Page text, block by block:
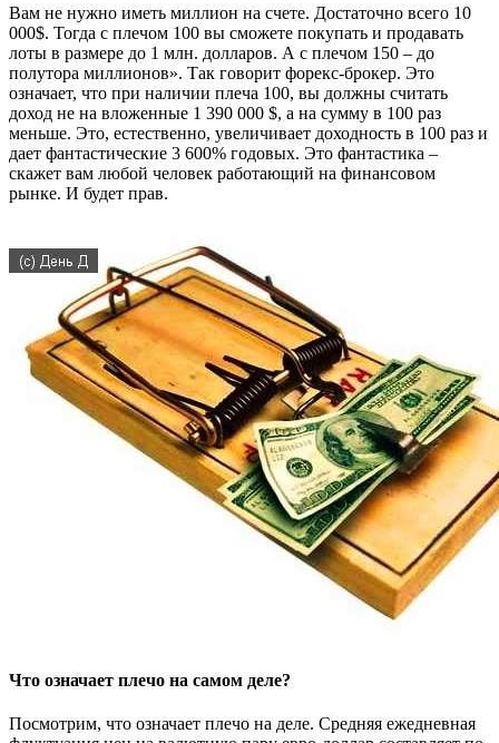
Вам не нужно иметь миллион на счете. Достаточно всего 10
000$. Тогда с плечом 100 вы сможете покупать и продавать
лоты в размере до 1 млн. долларов. А с плечом 150 – до
полутора миллионов». Так говорит форекс-брокер. Это
означает, что при наличии плеча 100, вы должны считать
доход не на вложенные 1 390 000 $, а на сумму в 100 раз
меньше. Это, естественно, увеличивает доходность в 100 раз и
дает фантастические 3 600% годовых. Это фантастика –
скажет вам любой человек работающий на финансовом
рынке. И будет прав.
Что означает плечо на самом деле?
Посмотрим, что означает плечо на деле. Средняя ежедневная